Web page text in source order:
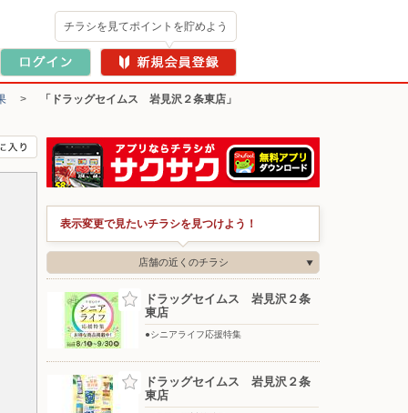
チラシを見てポイントを貯めよう
>
「ドラッグセイムス 岩見沢２条東店」
表示変更で見たいチラシを見つけよう！
店舗の近くのチラシ
ドラッグセイムス 岩見沢２条
東店
●シニアライフ応援特集
ドラッグセイムス 岩見沢２条
東店